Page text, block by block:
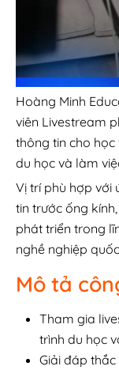
Hoàng Minh
viên Livestream
thông tin cho học
du học và làm
Vị trí phù hợp với
tin trước ống
phát triển trong
nghề nghiệp
Mô tả
Tham gia
trình du học
Giải đáp